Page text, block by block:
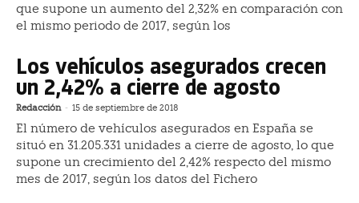
que supone un aumento del 2,32% en comparación con
el mismo periodo de 2017, según los
Los vehículos asegurados crecen
un 2,42% a cierre de agosto
Redacción - 15 de septiembre de 2018
El número de vehículos asegurados en España se
situó en 31.205.331 unidades a cierre de agosto, lo que
supone un crecimiento del 2,42% respecto del mismo
mes de 2017, según los datos del Fichero